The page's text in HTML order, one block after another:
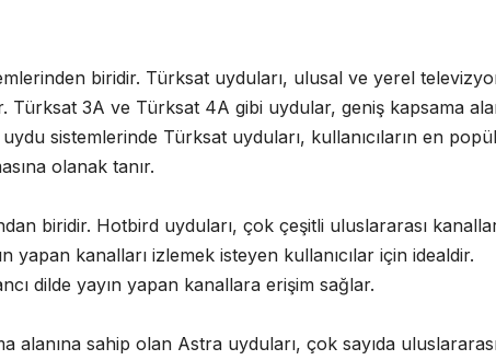
biridir. Türksat uyduları, ulusal ve yerel
Türksat 3A ve Türksat 4A gibi uydular, geniş kapsama
sistemlerinde Türksat uyduları, kullanıcıların en
olanak tanır.
biridir. Hotbird uyduları, çok çeşitli uluslararası
yapan kanalları izlemek isteyen kullanıcılar için idealdir.
dilde yayın yapan kanallara erişim sağlar.
alanına sahip olan Astra uyduları, çok sayıda